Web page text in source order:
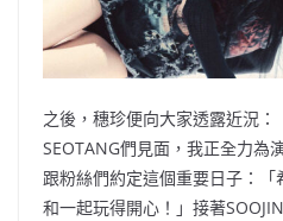
之後，穗珍便向大家透露近況
SEOTANG們見面，我正全力為
跟粉絲們約定這個重要日子：「
和一起玩得開心！」接著